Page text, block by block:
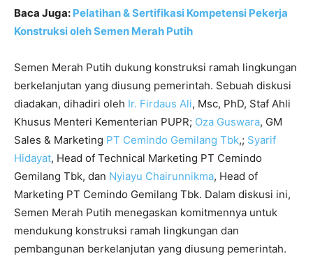
Baca Juga: Pelatihan & Sertifikasi Kompetensi Pekerja
Konstruksi oleh Semen Merah Putih
Semen Merah Putih dukung konstruksi ramah lingkungan
berkelanjutan yang diusung pemerintah. Sebuah diskusi
diadakan, dihadiri oleh Ir. Firdaus Ali, Msc, PhD, Staf Ahli
Khusus Menteri Kementerian PUPR; Oza Guswara, GM
Sales & Marketing PT Cemindo Gemilang Tbk,; Syarif
Hidayat, Head of Technical Marketing PT Cemindo
Gemilang Tbk, dan Nyiayu Chairunnikma, Head of
Marketing PT Cemindo Gemilang Tbk. Dalam diskusi ini,
Semen Merah Putih menegaskan komitmennya untuk
mendukung konstruksi ramah lingkungan dan
pembangunan berkelanjutan yang diusung pemerintah.